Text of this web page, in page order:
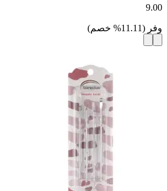
9.00
وفر (
11.11
% خصم)